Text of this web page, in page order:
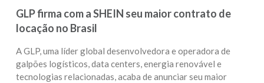
GLP firma com a SHEIN seu maior contrato de
locação no Brasil
A GLP, uma líder global desenvolvedora e operadora de
galpões logísticos, data centers, energia renovável e
tecnologias relacionadas, acaba de anunciar seu maior